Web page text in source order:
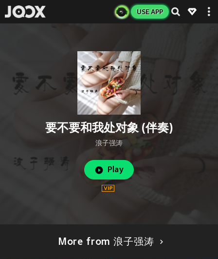
USE APP
要不要和我处对象 (伴奏)
浪子强涛
Play
More from 浪子强涛